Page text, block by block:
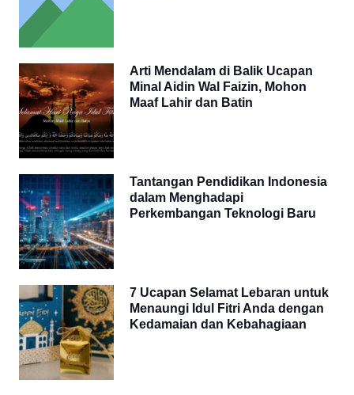
Arti Mendalam di Balik Ucapan
Minal Aidin Wal Faizin, Mohon
Maaf Lahir dan Batin
Tantangan Pendidikan Indonesia
dalam Menghadapi
Perkembangan Teknologi Baru
7 Ucapan Selamat Lebaran untuk
Menaungi Idul Fitri Anda dengan
Kedamaian dan Kebahagiaan